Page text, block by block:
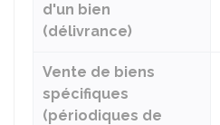
d'un bien
(délivrance)
Vente de biens
spécifiques
(périodiques de